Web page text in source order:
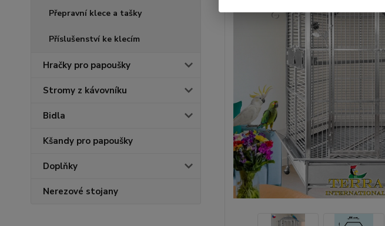
Přepravní klece a tašky
Příslušenství ke klecím
Hračky pro papoušky
Stromy z kávovníku
Bidla
Kšandy pro papoušky
Doplňky
Nerezové stojany